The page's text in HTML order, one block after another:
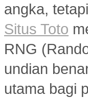
angka,
Situs Toto
RNG
undian
utama bagi